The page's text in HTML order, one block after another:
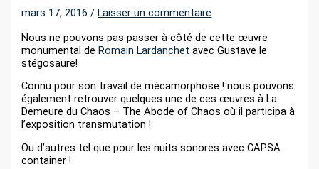
mars 17, 2016/Laisser un commentaire
Nous ne pouvons pas passer à côté de cette œuvre
monumental deRomain Lardanchet avec Gustave le
stégosaure!
Connu pour son travail de mécamorphose ! nous pouvons
également retrouver quelques une de ces œuvres à La
Demeure du Chaos – The Abode of Chaos où il participa à
l’exposition transmutation !
Ou d’autres tel que pour les nuits sonores avec CAPSA
container !
: